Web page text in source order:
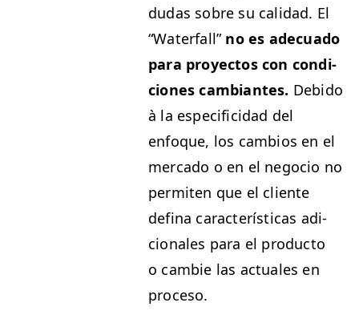
dudas sobre su cal­i­dad. El
“Water­fall” no es ade­cua­do
para proyec­tos con condi­
ciones cam­biantes. Debido
à la especi­fi­ci­dad del
enfoque, los cam­bios en el
mer­ca­do o en el nego­cio no
per­miten que el cliente
defi­na car­ac­terís­ti­cas adi­
cionales para el pro­duc­to
o cam­bie las actuales en
proceso.